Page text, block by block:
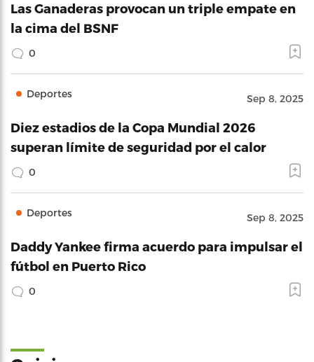
Las Ganaderas provocan un triple empate en
la cima del BSNF
0
Deportes Sep 8, 2025
Diez estadios de la Copa Mundial 2026
superan límite de seguridad por el calor
0
Deportes Sep 8, 2025
Daddy Yankee firma acuerdo para impulsar el
fútbol en Puerto Rico
0